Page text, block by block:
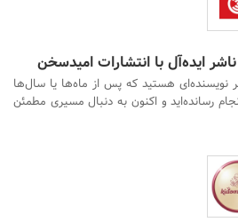
ناشر ایده‌آل با انتشارات امیدسخن
نویسنده‌ای هستید که پس از ماه‌ها یا سال‌ها
رسانده‌اید و اکنون به دنبال مسیری مطمئن